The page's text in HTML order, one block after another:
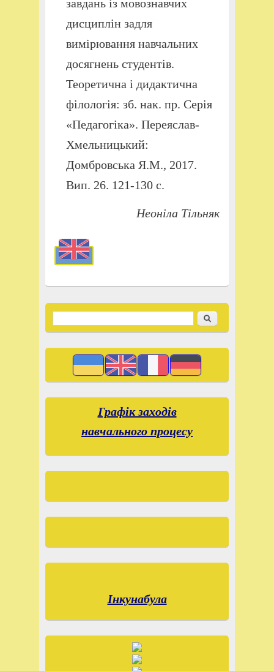
завдань із мовознавчих
дисциплін задля
вимірювання навчальних
досягнень студентів.
Теоретична і дидактична
філологія: зб. нак. пр. Серія
«Педагогіка». Переяслав-
Хмельницький:
Домбровська Я.М., 2017.
Вип. 26. 121-130 с.
Неоніла Тільняк
Пошукова форма Пошук
Графік заходів
навчального процесу
Інкунабула